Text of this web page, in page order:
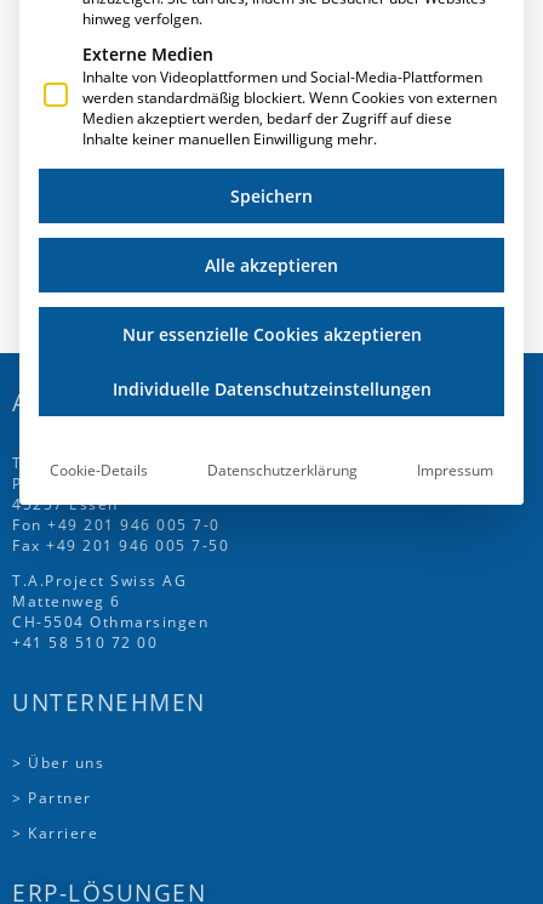
ASTEQ VERMELDET ERFOLGREICHE POLYCLOSE
2020 MIT E-R-PLUS
Über eine erfolgreiche Messe freut sich AsteQ, die
niederländische Tochterfirma von T.A.Project, die auf der
Polyclose 2020 vom 15.. – 17 Januar in Gent zahlreiche
Weiterlesen »
ADRESSE
T.A.Project GmbH
Prinz-Friedrich-Str. 28 C
45257 Essen
Fon +49 201 946 005 7-0
Fax +49 201 946 005 7-50
T.A.Project Swiss AG
Mattenweg 6
CH-5504 Othmarsingen
+41 58 510 72 00
UNTERNEHMEN
> Über uns
> Partner
> Karriere
ERP-LÖSUNGEN
hinweg verfolgen.
Externe Medien
Inhalte von Videoplattformen und Social-Media-Plattformen
werden standardmäßig blockiert. Wenn Cookies von externen
Medien akzeptiert werden, bedarf der Zugriff auf diese
Inhalte keiner manuellen Einwilligung mehr.
Speichern
Alle akzeptieren
Nur essenzielle Cookies akzeptieren
Individuelle Datenschutzeinstellungen
Cookie-Details Datenschutzerklärung Impressum